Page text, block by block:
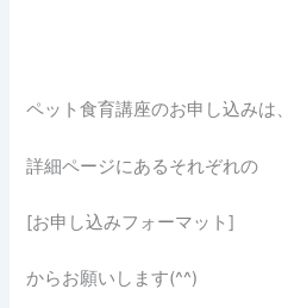
ペット食育講座のお申し込みは、
詳細ページにあるそれぞれの
[お申し込みフォーマット]
からお願いします(^^)